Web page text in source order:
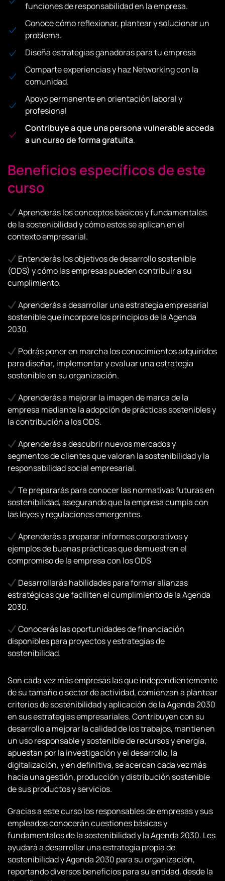
funciones de responsabilidad en la empresa.
Conoce cómo reflexionar, plantear y solucionar un
problema.
Diseña estrategias ganadoras para tu empresa
Comparte experiencias y haz Networking con la
comunidad.
Apoyo permanente en orientación laboral y
profesional
Contribuye a que una persona vulnerable acceda
a un curso de forma gratuita.
Beneficios específicos de este
curso
Aprenderás los conceptos básicos y fundamentales
de la sostenibilidad y cómo estos se aplican en el
contexto empresarial.
Entenderás los objetivos de desarrollo sostenible
(ODS) y cómo las empresas pueden contribuir a su
cumplimiento.
Aprenderás a desarrollar una estrategia empresarial
sostenible que incorpore los principios de la Agenda
2030.
Podrás poner en marcha los conocimientos adquiridos
para diseñar, implementar y evaluar una estrategia
sostenible en su organización.
Aprenderás a mejorar la imagen de marca de la
empresa mediante la adopción de prácticas sostenibles y
la contribución a los ODS.
Aprenderás a descubrir nuevos mercados y
segmentos de clientes que valoran la sostenibilidad y la
responsabilidad social empresarial.
Te prepararás para conocer las normativas futuras en
sostenibilidad, asegurando que la empresa cumpla con
las leyes y regulaciones emergentes.
Aprenderás a preparar informes corporativos y
ejemplos de buenas prácticas que demuestren el
compromiso de la empresa con los ODS
Desarrollarás habilidades para formar alianzas
estratégicas que faciliten el cumplimiento de la Agenda
2030.
Conocerás las oportunidades de financiación
disponibles para proyectos y estrategias de
sostenibilidad.
Son cada vez más empresas las que independientemente
de su tamaño o sector de actividad, comienzan a plantear
criterios de sostenibilidad y aplicación de la Agenda 2030
en sus estrategias empresariales. Contribuyen con su
desarrollo a mejorar la calidad de los trabajos, mantienen
un uso responsable y sostenible de recursos y energía,
apuestan por la investigación y el desarrollo, la
digitalización, y en definitiva, se acercan cada vez más
hacia una gestión, producción y distribución sostenible
de sus productos y servicios.
Gracias a este curso los responsables de empresas y sus
empleados conocerán cuestiones básicas y
fundamentales de la sostenibilidad y la Agenda 2030. Les
ayudará a desarrollar una estrategia propia de
sostenibilidad y Agenda 2030 para su organización,
reportando diversos beneficios para su entidad, desde la